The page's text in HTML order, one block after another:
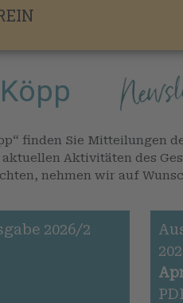
finden Sie Mitteilungen
Aktivitäten des
nehmen wir auf
2026/2